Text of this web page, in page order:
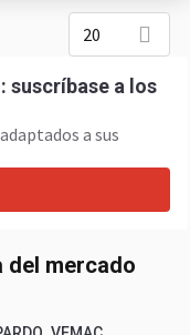
20
suscríbase a los
a sus
del mercado